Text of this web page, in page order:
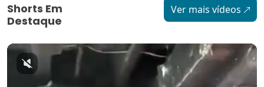
Shorts Em
Destaque
Ver mais vídeos